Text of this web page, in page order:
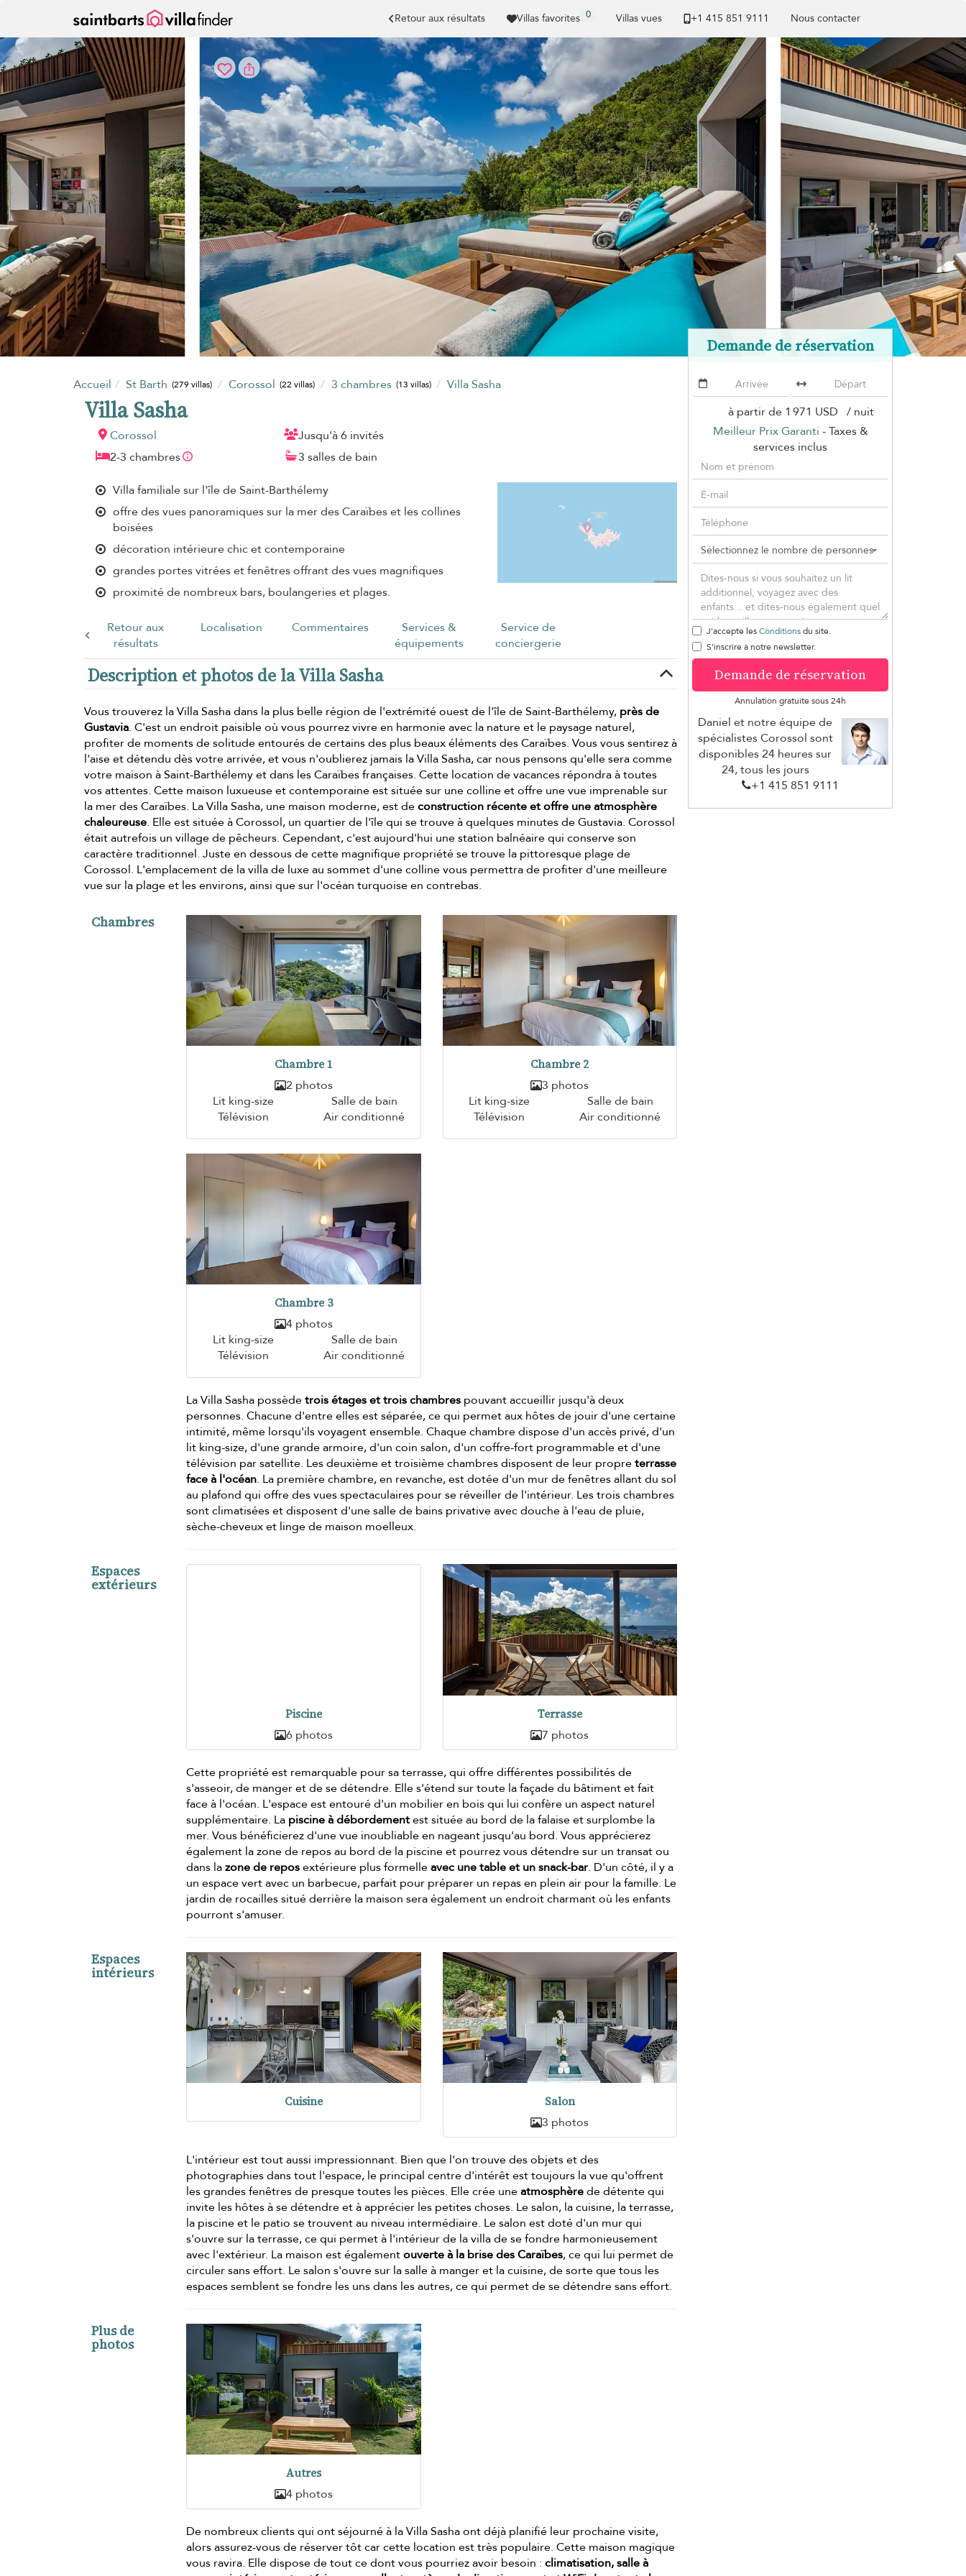
Retour aux résultats Villas favorites 0 Villas vues +1 ​415 851 9111 Nous contacter
Accueil St Barth (279 villas) Corossol (22 villas) 3 chambres (13 villas) Villa Sasha
Villa Sasha
Corossol
Jusqu'à 6 invités
2-3 chambres
3 salles de bain
Villa familiale sur l'île de Saint-Barthélemy
offre des vues panoramiques sur la mer des Caraïbes et les collines
boisées
décoration intérieure chic et contemporaine
grandes portes vitrées et fenêtres offrant des vues magnifiques
proximité de nombreux bars, boulangeries et plages.
Retour aux
résultats
Localisation Commentaires
Services &
équipements
Service de
conciergerie
Description et photos de la Villa Sasha
Vous trouverez la Villa Sasha dans la plus belle région de l'extrémité ouest de l'île de Saint-Barthélemy, près de
Gustavia. C'est un endroit paisible où vous pourrez vivre en harmonie avec la nature et le paysage naturel,
profiter de moments de solitude entourés de certains des plus beaux éléments des Caraïbes. Vous vous sentirez à
l'aise et détendu dès votre arrivée, et vous n'oublierez jamais la Villa Sasha, car nous pensons qu'elle sera comme
votre maison à Saint-Barthélemy et dans les Caraïbes françaises. Cette location de vacances répondra à toutes
vos attentes. Cette maison luxueuse et contemporaine est située sur une colline et offre une vue imprenable sur
la mer des Caraïbes. La Villa Sasha, une maison moderne, est deconstruction récente et offre une atmosphère
chaleureuse. Elle est située à Corossol, un quartier de l'île qui se trouve à quelques minutes de Gustavia. Corossol
était autrefois un village de pêcheurs. Cependant, c'est aujourd'hui une station balnéaire qui conserve son
caractère traditionnel. Juste en dessous de cette magnifique propriété se trouve la pittoresque plage de
Corossol. L'emplacement de la villa de luxe au sommet d'une colline vous permettra de profiter d'une meilleure
vue sur la plage et les environs, ainsi que sur l'océan turquoise en contrebas.
Chambres
Chambre 1
2 photos
Lit king-size
Salle de bain
Télévision
Air conditionné
Chambre 2
3 photos
Lit king-size
Salle de bain
Télévision
Air conditionné
Chambre 3
4 photos
Lit king-size
Salle de bain
Télévision
Air conditionné
La Villa Sasha possèdetrois étages et trois chambres pouvant accueillir jusqu'à deux
personnes. Chacune d'entre elles est séparée, ce qui permet aux hôtes de jouir d'une certaine
intimité, même lorsqu'ils voyagent ensemble. Chaque chambre dispose d'un accès privé, d'un
lit king-size, d'une grande armoire, d'un coin salon, d'un coffre-fort programmable et d'une
télévision par satellite. Les deuxième et troisième chambres disposent de leur propreterrasse
face à l'océan. La première chambre, en revanche, est dotée d'un mur de fenêtres allant du sol
au plafond qui offre des vues spectaculaires pour se réveiller de l'intérieur. Les trois chambres
sont climatisées et disposent d'une salle de bains privative avec douche à l'eau de pluie,
sèche-cheveux et linge de maison moelleux.
Espaces
extérieurs
Piscine
6 photos
Terrasse
7 photos
Cette propriété est remarquable pour sa terrasse, qui offre différentes possibilités de
s'asseoir, de manger et de se détendre. Elle s'étend sur toute la façade du bâtiment et fait
face à l'océan. L'espace est entouré d'un mobilier en bois qui lui confère un aspect naturel
supplémentaire. La piscine à débordementest située au bord de la falaise et surplombe la
mer. Vous bénéficierez d'une vue inoubliable en nageant jusqu'au bord. Vous apprécierez
également la zone de repos au bord de la piscine et pourrez vous détendre sur un transat ou
dans lazone de reposextérieure plus formelleavec une table et un snack-bar. D'un côté, il y a
un espace vert avec un barbecue, parfait pour préparer un repas en plein air pour la famille. Le
jardin de rocailles situé derrière la maison sera également un endroit charmant où les enfants
pourront s'amuser.
Espaces
intérieurs
Cuisine Salon
3 photos
L'intérieur est tout aussi impressionnant. Bien que l'on trouve des objets et des
photographies dans tout l'espace, le principal centre d'intérêt est toujours la vue qu'offrent
les grandes fenêtres de presque toutes les pièces. Elle crée uneatmosphèrede détente qui
invite les hôtes à se détendre et à apprécier les petites choses. Le salon, la cuisine, la terrasse,
la piscine et le patio se trouvent au niveau intermédiaire. Le salon est doté d'un mur qui
s'ouvre sur la terrasse, ce qui permet à l'intérieur de la villa de se fondre harmonieusement
avec l'extérieur. La maison est égalementouverte à la brise des Caraïbes, ce qui lui permet de
circuler sans effort. Le salon s'ouvre sur la salle à manger et la cuisine, de sorte que tous les
espaces semblent se fondre les uns dans les autres, ce qui permet de se détendre sans effort.
Plus de
photos
Autres
4 photos
De nombreux clients qui ont séjourné à la Villa Sasha ont déjà planifié leur prochaine visite,
alors assurez-vous de réserver tôt car cette location est très populaire. Cette maison magique
vous ravira. Elle dispose de tout ce dont vous pourriez avoir besoin :climatisation, salle à
Demande de réservation
à partir de 1 971 USD / nuit
Meilleur Prix Garanti - Taxes &
services inclus
J'accepte lesConditionsdu site.
S'inscrire à notre newsletter.
Demande de réservation
Annulation gratuite sous 24h
Daniel et notre équipe de
spécialistes Corossol sont
disponibles 24 heures sur
24, tous les jours
+1 ​415 851 9111